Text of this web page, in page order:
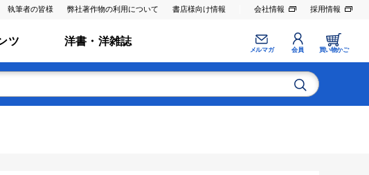
執筆者の皆様 弊社著作物の利用について 書店様向け情報 会社情報 採用情報
ツ 洋書・洋雑誌
メルマガ 会員 買い物かご